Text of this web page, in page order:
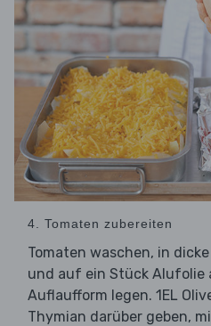
4. Tomaten zubereiten
Tomaten waschen, in
und auf ein Stück Alufolie
Auflaufform legen. 1EL
Thymian darüber geben,